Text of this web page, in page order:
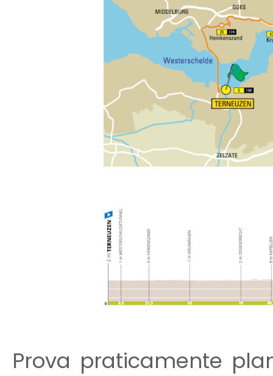
Prova praticamente